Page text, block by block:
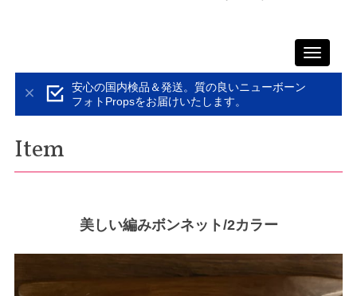
Toggle
安心の国内検品＆発送。質の良いニューボーン
フォトPropsをお届けいたします。
Item
美しい編みボンネット/2カラー